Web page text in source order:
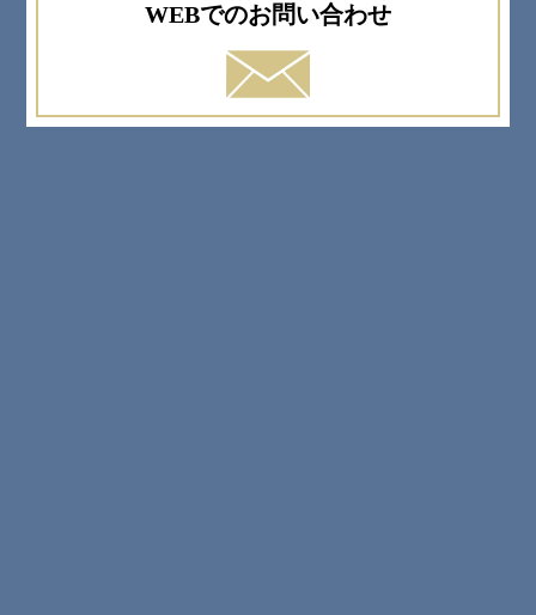
WEBでのお問い合わせ